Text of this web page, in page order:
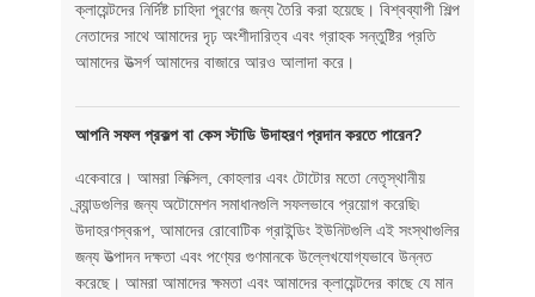
ক্লায়েন্টদের নির্দিষ্ট চাহিদা পূরণের জন্য তৈরি করা হয়েছে। বিশ্বব্যাপী শিল্প
নেতাদের সাথে আমাদের দৃঢ় অংশীদারিত্ব এবং গ্রাহক সন্তুষ্টির প্রতি
আমাদের উত্সর্গ আমাদের বাজারে আরও আলাদা করে।
আপনি সফল প্রকল্প বা কেস স্টাডি উদাহরণ প্রদান করতে পারেন?
একেবারে। আমরা লিক্সিল, কোহলার এবং টোটোর মতো নেতৃস্থানীয়
ব্র্যান্ডগুলির জন্য অটোমেশন সমাধানগুলি সফলভাবে প্রয়োগ করেছি৷
উদাহরণস্বরূপ, আমাদের রোবোটিক গ্রাইন্ডিং ইউনিটগুলি এই সংস্থাগুলির
জন্য উত্পাদন দক্ষতা এবং পণ্যের গুণমানকে উল্লেখযোগ্যভাবে উন্নত
করেছে। আমরা আমাদের ক্ষমতা এবং আমাদের ক্লায়েন্টদের কাছে যে মান